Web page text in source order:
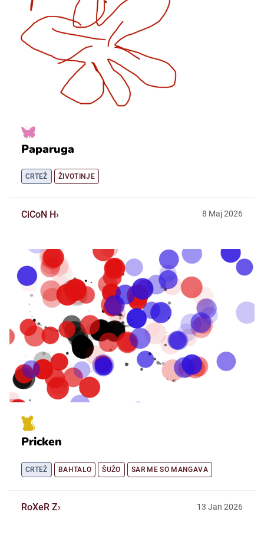
Paparuga
CRTEŽ ŽIVOTINJE
CiCoN H 8 Maj2026
Pricken
CRTEŽ BAHTALO ŠUŽO SAR ME SO MANGAVA
RoXeR Z 13 Jan 2026